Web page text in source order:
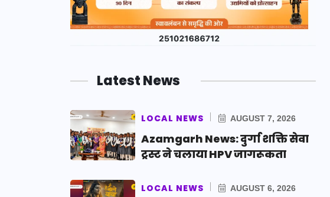
Latest News
LOCAL NEWS AUGUST 7, 2026
Azamgarh News: दुर्गा शक्ति सेवा
ट्रस्ट ने चलाया HPV जागरूकता
LOCAL NEWS AUGUST 6, 2026